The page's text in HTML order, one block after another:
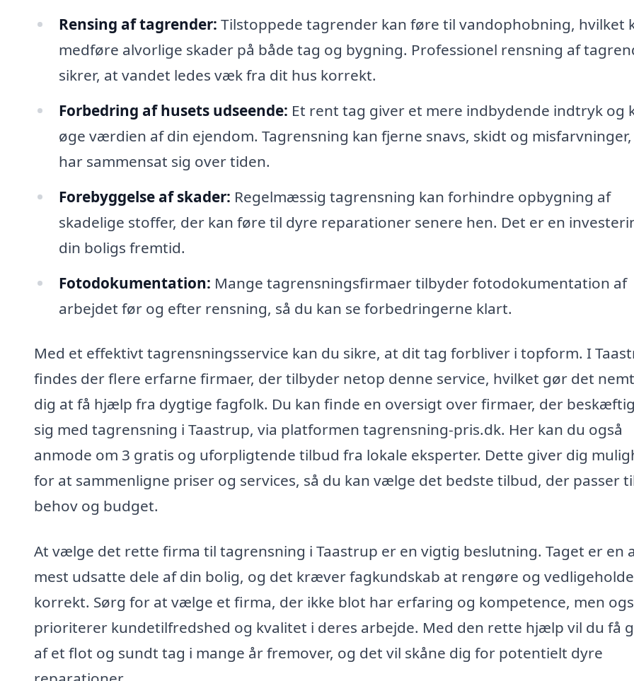
Rensing af tagrender: Tilstoppede tagrender kan føre til vandophobning, hvilket
medføre alvorlige skader på både tag og bygning. Professionel rensning af
sikrer, at vandet ledes væk fra dit hus korrekt.
Forbedring af husets udseende: Et rent tag giver et mere indbydende indtryk og
øge værdien af din ejendom. Tagrensning kan fjerne snavs, skidt og
har sammensat sig over tiden.
Forebyggelse af skader: Regelmæssig tagrensning kan forhindre opbygning af
skadelige stoffer, der kan føre til dyre reparationer senere hen. Det er en
din boligs fremtid.
Fotodokumentation: Mange tagrensningsfirmaer tilbyder fotodokumentation af
arbejdet før og efter rensning, så du kan se forbedringerne klart.
Med et effektivt tagrensningsservice kan du sikre, at dit tag forbliver i topform. I
findes der flere erfarne firmaer, der tilbyder netop denne service, hvilket gør det
dig at få hjælp fra dygtige fagfolk. Du kan finde en oversigt over firmaer, der
sig med tagrensning i Taastrup, via platformen tagrensning-pris.dk. Her kan du også
anmode om 3 gratis og uforpligtende tilbud fra lokale eksperter. Dette giver dig
for at sammenligne priser og services, så du kan vælge det bedste tilbud, der passer
behov og budget.
At vælge det rette firma til tagrensning i Taastrup er en vigtig beslutning. Taget er en
mest udsatte dele af din bolig, og det kræver fagkundskab at rengøre og
korrekt. Sørg for at vælge et firma, der ikke blot har erfaring og kompetence, men
prioriterer kundetilfredshed og kvalitet i deres arbejde. Med den rette hjælp vil du få
af et flot og sundt tag i mange år fremover, og det vil skåne dig for potentielt dyre